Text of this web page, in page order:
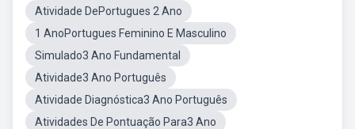
Atividade DePortugues 2 Ano
1 AnoPortugues Feminino E Masculino
Simulado3 Ano Fundamental
Atividade3 Ano Português
Atividade Diagnóstica3 Ano Português
Atividades De Pontuação Para3 Ano